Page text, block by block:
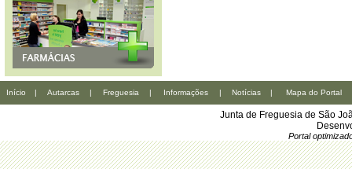
Início | Autarcas | Freguesia | Informações | Notícias | Mapa do Portal
Junta de Freguesia de São
Portal